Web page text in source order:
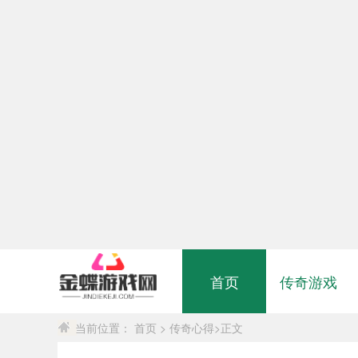
首页 传奇游戏
当前位置： 首页 > 传奇心得>正文